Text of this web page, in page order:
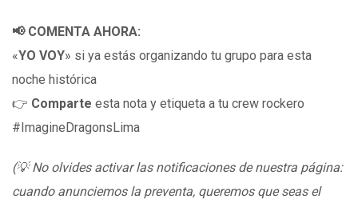
📢 COMENTA AHORA:
«YO VOY» si ya estás organizando tu grupo para esta
noche histórica
👉 Comparte esta nota y etiqueta a tu crew rockero
#ImagineDragonsLima
(💡 No olvides activar las notificaciones de nuestra página:
cuando anunciemos la preventa, queremos que seas el